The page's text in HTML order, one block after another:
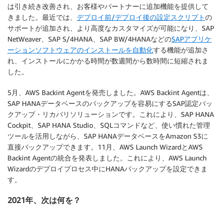
は引き続き改善され、お客様やパートナーに追加機能を提供して
きました。最近では、 デプロイ前/デプロイ後の設定スクリプトの
サポートが追加され、より高度なカスタマイズが可能になり、SAP
NetWeaver、SAP S/4HANA、SAP BW/4HANAなどのSAPアプリケ
ーションソフトウェアのインストールを自動化する機能が追加さ
れ、インストールにかかる時間が数週間から数時間に短縮されま
した。
5月、AWS Backint Agentを発売しました。AWS Backint Agentは、
SAP HANAデータベースのバックアップを容易にするSAP認定バッ
クアップ・リカバリソリューションです。これにより、SAP HANA
Cockpit、SAP HANA Studio、SQLコマンドなど、使い慣れた管理
ツールを活用しながら、SAP HANAデータベースをAmazon S3に
直接バックアップできます。11月、AWS Launch WizardとAWS
Backint Agentの統合を発表しました。これにより、AWS Launch
Wizardのデプロイプロセス中にHANAバックアップを設定できま
す。
2021年、次は何を？